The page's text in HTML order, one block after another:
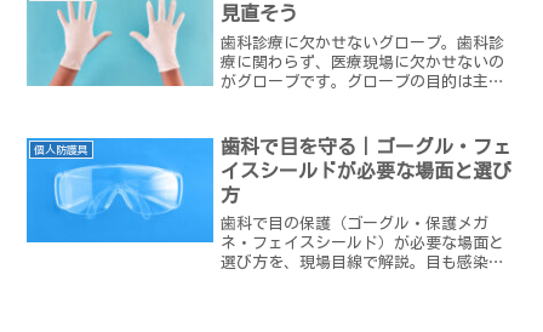
見直そう
歯科診療に欠かせないグローブ。歯科診
療に関わらず、医療現場に欠かせないの
がグローブです。グローブの目的は主に
個人防護具
歯科で目を守る｜ゴーグル・フェ
イスシールドが必要な場面と選び
方
歯科で目の保護（ゴーグル・保護メガ
ネ・フェイスシールド）が必要な場面と
選び方を、現場目線で解説。目も感染の